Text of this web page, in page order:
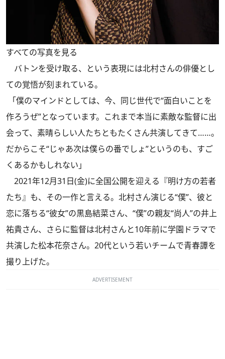
すべての写真を見る
バトンを受け取る、という表現には北村さんの俳優とし
ての覚悟が刻まれている。
「僕のマインドとしては、今、同じ世代で“面白いことを
作ろうぜ”となっています。これまで本当に素敵な監督に出
会って、素晴らしい人たちともたくさん共演してきて……。
だからこそ“じゃあ次は僕らの番でしょ”というのも、すご
くあるかもしれない」
2021年12月31日(金)に全国公開を迎える『明け方の若者
たち』も、その一作と言える。北村さん演じる“僕”、彼と
恋に落ちる“彼女”の黒島結菜さん、“僕”の親友“尚人”の井上
祐貴さん、さらに監督は北村さんと10年前に学園ドラマで
共演した松本花奈さん。20代という若いチームで青春譚を
撮り上げた。
ADVERTISEMENT